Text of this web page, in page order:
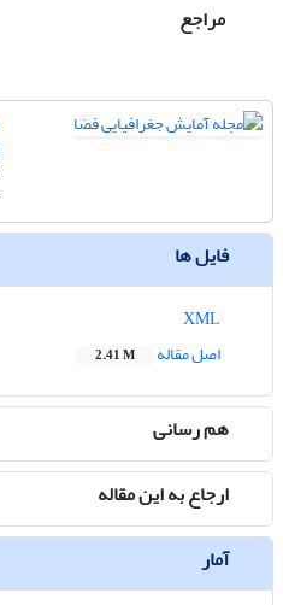
مراجع
فایل ها
اصل مقاله
2.41 M
هم رسانی
ارجاع به این مقاله
آمار